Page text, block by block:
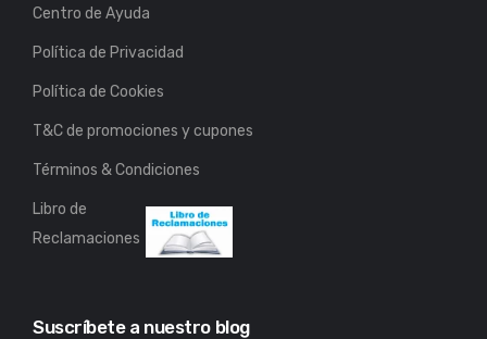
Centro de Ayuda
Política de Privacidad
Política de Cookies
T&C de promociones y cupones
Términos & Condiciones
Libro de
Reclamaciones
Suscríbete a nuestro blog